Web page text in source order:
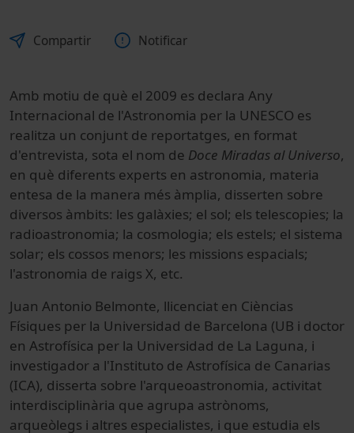
Compartir Notificar
Amb motiu de què el 2009 es declara Any
Internacional de l'Astronomia per la UNESCO es
realitza un conjunt de reportatges, en format
d'entrevista, sota el nom de Doce Miradas al Universo,
en què diferents experts en astronomia, materia
entesa de la manera més àmplia, disserten sobre
diversos àmbits: les galàxies; el sol; els telescopies; la
radioastronomia; la cosmologia; els estels; el sistema
solar; els cossos menors; les missions espacials;
l'astronomia de raigs X, etc.
Juan Antonio Belmonte, llicenciat en Cièncias
Físiques per la Universidad de Barcelona (UB i doctor
en Astrofísica per la Universidad de La Laguna, i
investigador a l'Instituto de Astrofísica de Canarias
(ICA), disserta sobre l'arqueoastronomia, activitat
interdisciplinària que agrupa astrònoms,
arqueòlegs i altres especialistes, i que estudia els